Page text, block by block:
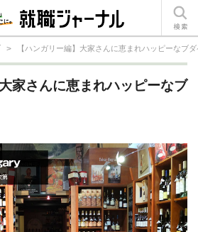
> 【ハンガリー編】大家さんに恵まれハッピーなブ
家さんに恵まれハッピーなブ